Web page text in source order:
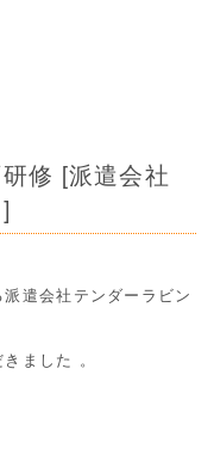
研修 [派遣会社
遣会社テンダーラビン
ました 。